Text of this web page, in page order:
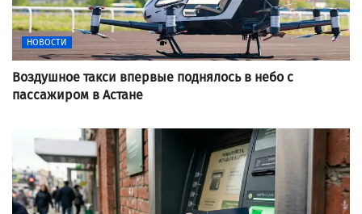
НОВОСТИ
Воздушное такси впервые поднялось в небо с
пассажиром в Астане